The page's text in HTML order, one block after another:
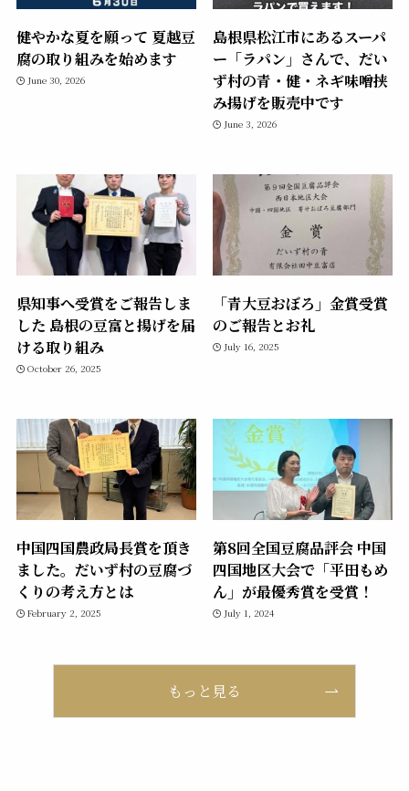
健やかな夏を願って 夏越豆
腐の取り組みを始めます
June 30, 2026
島根県松江市にあるスーパ
ー「ラパン」さんで、だい
ず村の青・健・ネギ味噌挟
み揚げを販売中です
June 3, 2026
県知事へ受賞をご報告しま
した 島根の豆富と揚げを届
ける取り組み
October 26, 2025
「青大豆おぼろ」金賞受賞
のご報告とお礼
July 16, 2025
中国四国農政局長賞を頂き
ました。だいず村の豆腐づ
くりの考え方とは
February 2, 2025
第8回全国豆腐品評会 中国
四国地区大会で「平田もめ
ん」が最優秀賞を受賞！
July 1, 2024
もっと見る